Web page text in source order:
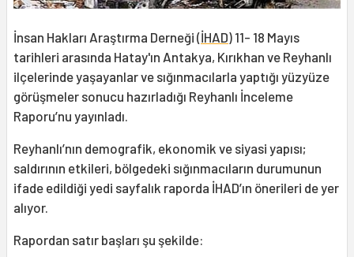
İnsan Hakları Araştırma Derneği (İHAD) 11- 18 Mayıs
tarihleri arasında Hatay'ın Antakya, Kırıkhan ve Reyhanlı
ilçelerinde yaşayanlar ve sığınmacılarla yaptığı yüzyüze
görüşmeler sonucu hazırladığı Reyhanlı İnceleme
Raporu’nu yayınladı.
Reyhanlı’nın demografik, ekonomik ve siyasi yapısı;
saldırının etkileri, bölgedeki sığınmacıların durumunun
ifade edildiği yedi sayfalık raporda İHAD’ın önerileri de yer
alıyor.
Rapordan satır başları şu şekilde: